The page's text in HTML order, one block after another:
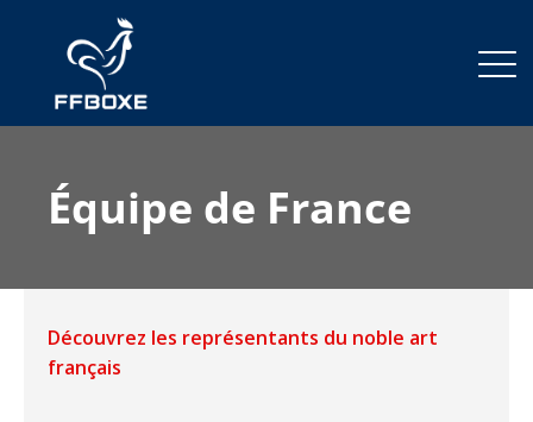
Équipe de France
Découvrez les représentants du noble art
français